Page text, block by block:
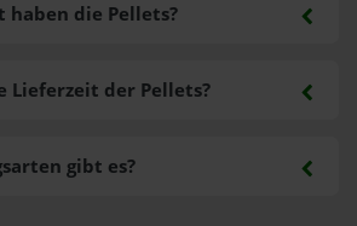
gibt es?
die Pellets?
Lieferzeit der Pellets?